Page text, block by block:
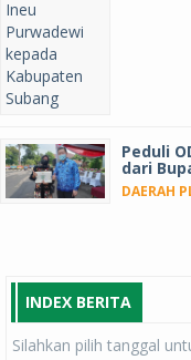
Peduli
dari
DAERAH
INDEX BERITA
Silahkan pilih tanggal